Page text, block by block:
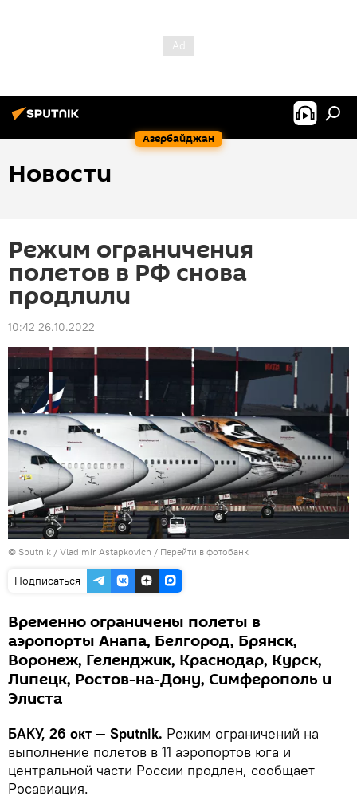
Азербайджан
Новости
Режим ограничения
полетов в РФ снова
продлили
10:42 26.10.2022
© Sputnik / Vladimir Astapkovich / Перейти в фотобанк
Подписаться
Временно ограничены полеты в
аэропорты Анапа, Белгород, Брянск,
Воронеж, Геленджик, Краснодар, Курск,
Липецк, Ростов-на-Дону, Симферополь и
Элиста
БАКУ, 26 окт — Sputnik. Режим ограничений на
выполнение полетов в 11 аэропортов юга и
центральной части России продлен, сообщает
Росавиация.